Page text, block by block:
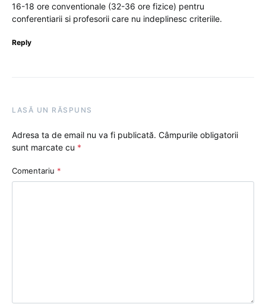
16-18 ore conventionale (32-36 ore fizice) pentru
conferentiarii si profesorii care nu indeplinesc criteriile.
Reply
LASĂ UN RĂSPUNS
Adresa ta de email nu va fi publicată. Câmpurile obligatorii
sunt marcate cu *
Comentariu *